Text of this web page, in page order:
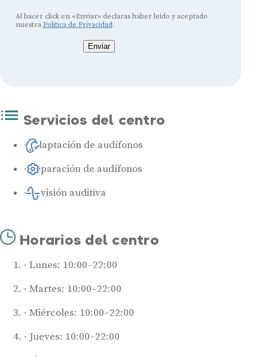
Al hacer click en «Enviar» declaras haber leído y aceptado
nuestra Política de Privacidad.
Enviar
Servicios del centro
Adaptación de audífonos
Reparación de audífonos
Revisión auditiva
Horarios del centro
Lunes: 10:00–22:00
Martes: 10:00–22:00
Miércoles: 10:00–22:00
Jueves: 10:00–22:00
Mejores marcas de audífonos
Tipos de audífonos para la sordera
Audífonos bluetooth